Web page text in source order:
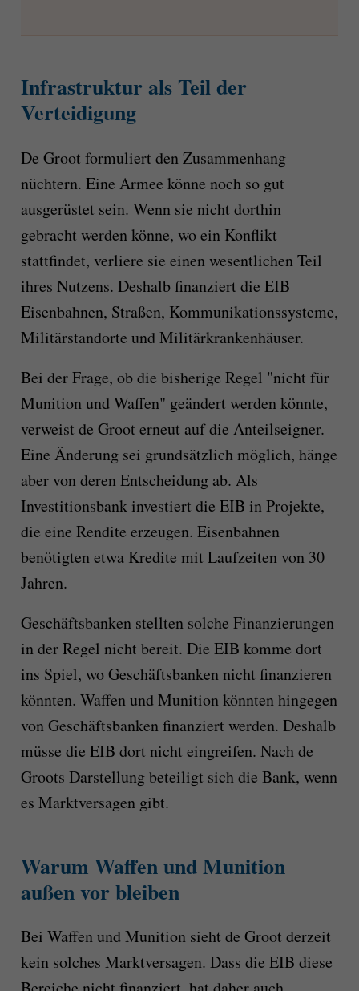
Infrastruktur als Teil der
Verteidigung
De Groot formuliert den Zusammenhang
nüchtern. Eine Armee könne noch so gut
ausgerüstet sein. Wenn sie nicht dorthin
gebracht werden könne, wo ein Konflikt
stattfindet, verliere sie einen wesentlichen Teil
ihres Nutzens. Deshalb finanziert die EIB
Eisenbahnen, Straßen, Kommunikationssysteme,
Militärstandorte und Militärkrankenhäuser.
Bei der Frage, ob die bisherige Regel "nicht für
Munition und Waffen" geändert werden könnte,
verweist de Groot erneut auf die Anteilseigner.
Eine Änderung sei grundsätzlich möglich, hänge
aber von deren Entscheidung ab. Als
Investitionsbank investiert die EIB in Projekte,
die eine Rendite erzeugen. Eisenbahnen
benötigten etwa Kredite mit Laufzeiten von 30
Jahren.
Geschäftsbanken stellten solche Finanzierungen
in der Regel nicht bereit. Die EIB komme dort
ins Spiel, wo Geschäftsbanken nicht finanzieren
könnten. Waffen und Munition könnten hingegen
von Geschäftsbanken finanziert werden. Deshalb
müsse die EIB dort nicht eingreifen. Nach de
Groots Darstellung beteiligt sich die Bank, wenn
es Marktversagen gibt.
Warum Waffen und Munition
außen vor bleiben
Bei Waffen und Munition sieht de Groot derzeit
kein solches Marktversagen. Dass die EIB diese